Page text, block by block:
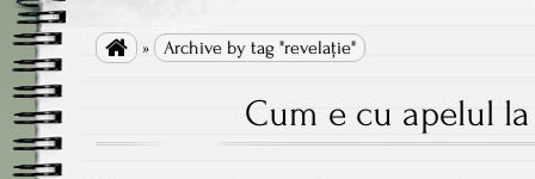
 » Archive by tag "revelație"
Cum e cu apelul